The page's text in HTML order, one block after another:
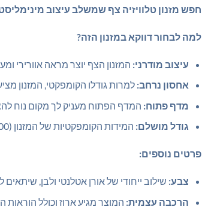
חפש מזנון טלוויזיה צף שמשלב עיצוב
למה לבחור דווקא במזנון הזה?
עיצוב מודרני: המזנון הצף יוצר מראה אוורירי
אחסון נרחב: למרות גודלו הקומפקטי, המזנון
מדף פתוח: המדף הפתוח מעניק לך מקום נוח
גודל מושלם: המידות הקומפקטיות של המזנון (100×31.6×29.1 ס"מ) מאפשרות לך להציב אותו בכל חלל, גם אם הוא קטן.
פרטים נוספים:
צבע: שילוב ייחודי של אורן אטלנטי ולבן, שיתאים
הרכבה עצמית: המוצר מגיע ארוז וכולל